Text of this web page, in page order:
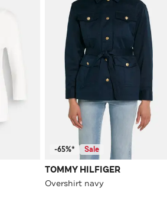
-65%* Sale
TOMMY HILFIGER
Overshirt navy